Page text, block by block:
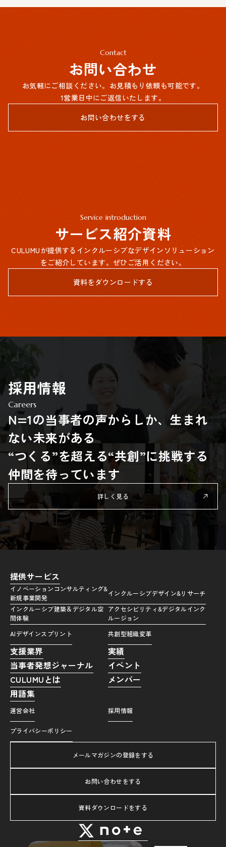
Contact
お問い合わせ
お気軽にご相談ください。お見積もり依頼も可能です。
1営業日中にご返信いたします。
お問い合わせをする
Service introduction
サービス紹介資料
CULUMUが提供するインクルーシブなデザインソリューション
をご紹介しています。ぜひご活用ください。
資料をダウンロードする
採用情報
Careers
N=1の当事者の声からしか、生まれ
ない未来がある
“つくる”を超える“共創”に挑戦する
仲間を待っています
詳しく見る
提供サービス
イノベーションコンサルティング&
新規事業開発
インクルーシブデザイン&リサーチ
インクルーシブ建築＆デジタル空
間体験
アクセシビリティ&デジタルインク
ルージョン
AIデザインスプリント
共創型組織変革
支援業界
実績
当事者発想ジャーナル
イベント
CULUMUとは
メンバー
用語集
運営会社 採用情報
プライバシーポリシー
メールマガジンの登録をする
お問い合わせをする
資料ダウンロードをする